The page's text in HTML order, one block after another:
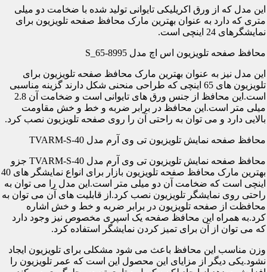
این مدل که از ورق اکریلیکی تایوانی تولید شده با ضخامت دو میلی
متری که دارد به عنوان بهترین مارک محافظ صفحه تلویزیون برای
نمایشگرهای 24 اینچی است.
محافظ صفحه تلویزیون اس اچ مدل S_65-8995
این مدل نیز به عنوان بهترین مارک محافظ صفحه تلویزیون برای
تلویزیون های 65 اینچی که طراحی منحنی شکل دارند گزینه مناسبی
است.این محافظ از جنس ورق های تایوانی است و ضخامت آن 2.8
میلی متر است.این محافظ در برابر ضربه و خط و خش مقاومت
بالایی دارد و می توان به راحتی آن را روی صفحه تلویزیون نصب کرد.
محافظ صفحه نمایش تلویزیون تی وی آرم مدل TVARM-S-40
محافظ صفحه نمایش تلویزیون تی وی آرم مدل TVARM-S-40 جزو
بهترین مارک محافظ صفحه تلویزیون بازار برای انواع نمایشگر های 40
اینچی است که ضخامت آن دو میلی متر است.این مدل را می توان به
راحتی روی نمایشگر تلویزیون نصب کرد.از قابلیت های آن می توان به
محافظت از صفحه تلویزیون در برابر ضربه و خط و خش اشاره
کرد.به همراه این محافظ صفحه یک اسپری مخصوص نیز وجود دارد
که می توان از آن برای تمیز کردن نمایشگر استفاده کرد.
وزن مناسب این محافظ باعث می شود مشکلی برای تلویزیون ایجاد
نشود.یکی دیگر از مزایای این محصول این است که عمر تلویزیون را